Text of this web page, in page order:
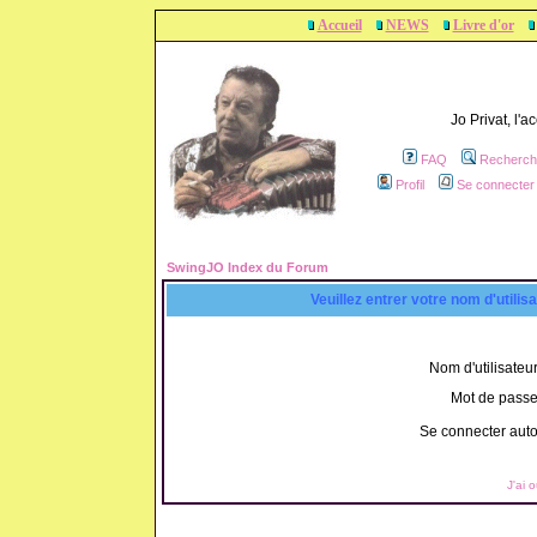
Accueil NEWS Livre d'or
Jo Privat,
FAQ
Profil
Se
SwingJO Index du Forum
Veuillez entrer votre nom
Nom
Mot de
Se connecter
J'ai